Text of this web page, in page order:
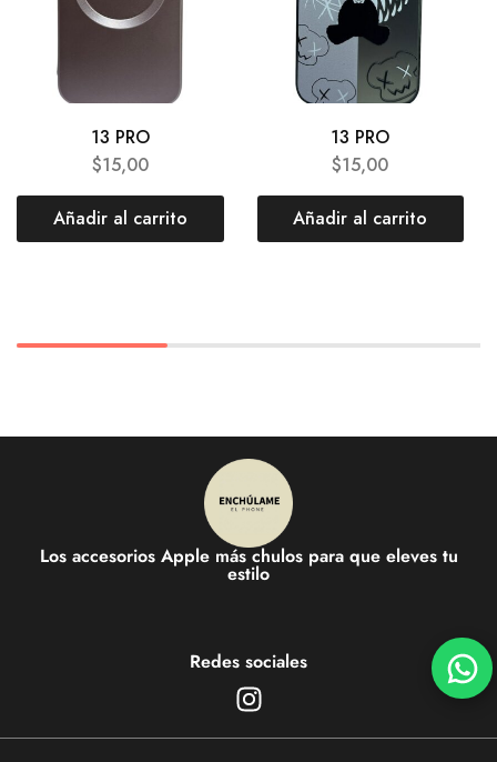
13 PRO
$15,00
Añadir al carrito
13 PRO
$15,00
Añadir al carrito
Los accesorios Apple más chulos para que eleves tu
estilo
Redes sociales